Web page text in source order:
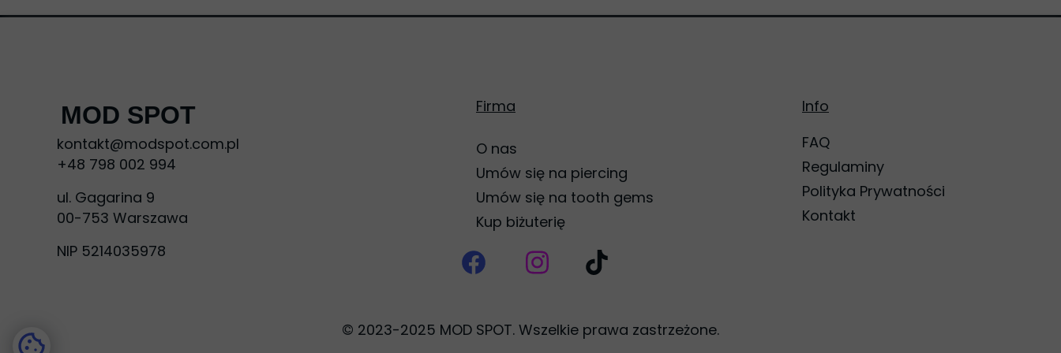
MOD SPOT
kontakt@modspot.com.pl
+48 798 002 994
ul. Gagarina 9
00-753 Warszawa
NIP 5214035978
Firma
O nas
Umów się na piercing
Umów się na tooth gems
Kup biżuterię
Info
FAQ
Regulaminy
Polityka Prywatności
Kontakt
© 2023-2025 MOD SPOT. Wszelkie prawa zastrzeżone.